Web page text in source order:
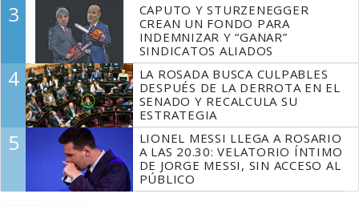
3
CAPUTO Y STURZENEGGER
CREAN UN FONDO PARA
INDEMNIZAR Y “GANAR”
SINDICATOS ALIADOS
4
LA ROSADA BUSCA CULPABLES
DESPUÉS DE LA DERROTA EN EL
SENADO Y RECALCULA SU
ESTRATEGIA
5
LIONEL MESSI LLEGA A ROSARIO
A LAS 20.30: VELATORIO ÍNTIMO
DE JORGE MESSI, SIN ACCESO AL
PÚBLICO